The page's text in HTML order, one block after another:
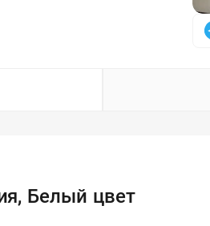
Белый цвет